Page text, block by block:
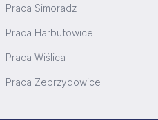
Praca Simoradz
Praca Harbutowice
Praca Wiślica
Praca Zebrzydowice